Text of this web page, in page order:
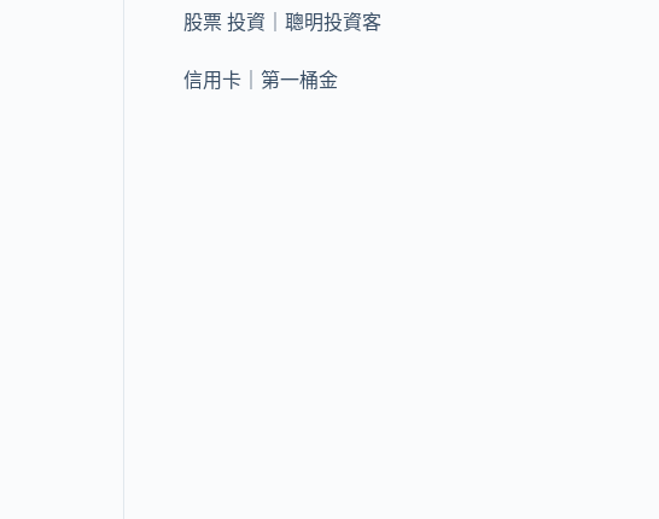
股票 投資｜聰明投資客
信用卡｜第一桶金